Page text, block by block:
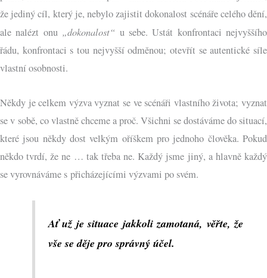
že jediný cíl, který je, nebylo zajistit dokonalost scénáře celého dění,
ale nalézt onu „dokonalost“ u sebe. Ustát konfrontaci nejvyššího
řádu, konfrontaci s tou nejvyšší odměnou; otevřít se autentické síle
vlastní osobnosti.
Někdy je celkem výzva vyznat se ve scénáři vlastního života; vyznat
se v sobě, co vlastně chceme a proč. Všichni se dostáváme do situací,
které jsou někdy dost velkým oříškem pro jednoho člověka. Pokud
někdo tvrdí, že ne … tak třeba ne. Každý jsme jiný, a hlavně každý
se vyrovnáváme s přicházejícími výzvami po svém.
Ať už je situace jakkoli zamotaná, věřte, že
vše se děje pro správný účel.